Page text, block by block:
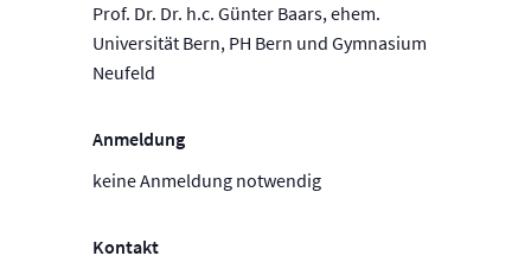
Prof. Dr. Dr. h.c. Günter Baars, ehem.
Universität Bern, PH Bern und Gymnasium
Neufeld
Anmeldung
keine Anmeldung notwendig
Kontakt